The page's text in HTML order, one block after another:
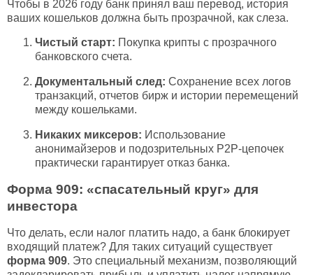
Чтобы в 2026 году банк принял ваш перевод, история
ваших кошельков должна быть прозрачной, как слеза.
Чистый старт: Покупка крипты с прозрачного
банковского счета.
Документальный след: Сохранение всех логов
транзакций, отчетов бирж и истории перемещений
между кошельками.
Никаких миксеров: Использование
анонимайзеров и подозрительных P2P-цепочек
практически гарантирует отказ банка.
Форма 909: «спасательный круг» для
инвестора
Что делать, если налог платить надо, а банк блокирует
входящий платеж? Для таких ситуаций существует
форма 909. Это специальный механизм, позволяющий